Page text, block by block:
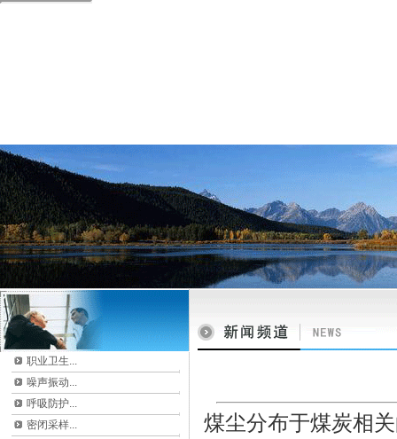
职业卫生...
噪声振动...
呼吸防护...
密闭采样...
煤尘分布于煤炭相